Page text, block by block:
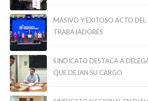
MASIVO Y EXITOSO ACTO DEL
TRABAJADORES
SINDICATO DESTACA A
QUE DEJAN SU CARGO